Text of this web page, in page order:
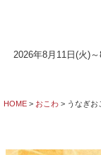
2026年8月11日(火)
HOME おこわ うなぎお